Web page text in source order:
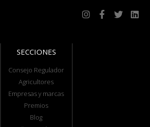
SECCIONES
Consejo Regulador
Agricultores
Empresas y marcas
Premios
Blog